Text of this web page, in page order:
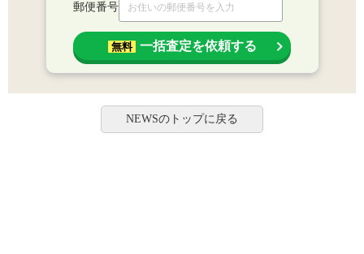
郵便番号
無料 一括査定を依頼する
NEWSのトップに戻る